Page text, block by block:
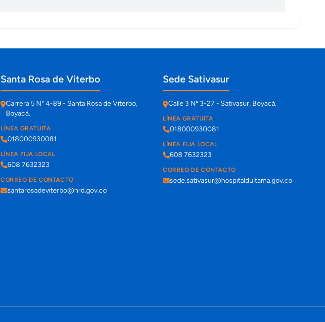
Santa Rosa de Viterbo
Carrera 5 N° 4-89 - Santa Rosa de Viterbo,
Boyacá.
LÍNEA GRATUITA
018000930081
LÍNEA FIJA LOCAL
608 7632323
CORREO DE CONTACTO
santarosadeviterbo@hrd.gov.co
Sede Sativasur
Calle 3 Nº 3-27 - Sativasur, Boyacá.
LÍNEA GRATUITA
018000930081
LÍNEA FIJA LOCAL
608 7632323
CORREO DE CONTACTO
sede.sativasur@hospitalduitama.gov.co